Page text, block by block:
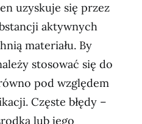
uzyskuje się przez
aktywnych
materiału. By
stosować się do
pod względem
Częste błędy –
lub jego